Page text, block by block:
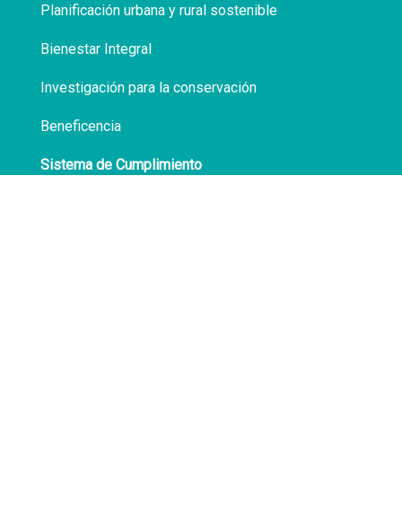
Planificación urbana y rural sostenible
Bienestar Integral
Investigación para la conservación
Beneficencia
Sistema de Cumplimiento